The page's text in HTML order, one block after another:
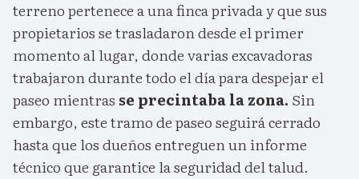
terreno pertenece a una finca privada y que sus
propietarios se trasladaron desde el primer
momento al lugar, donde varias excavadoras
trabajaron durante todo el día para despejar el
paseo mientras se precintaba la zona. Sin
embargo, este tramo de paseo seguirá cerrado
hasta que los dueños entreguen un informe
técnico que garantice la seguridad del talud.